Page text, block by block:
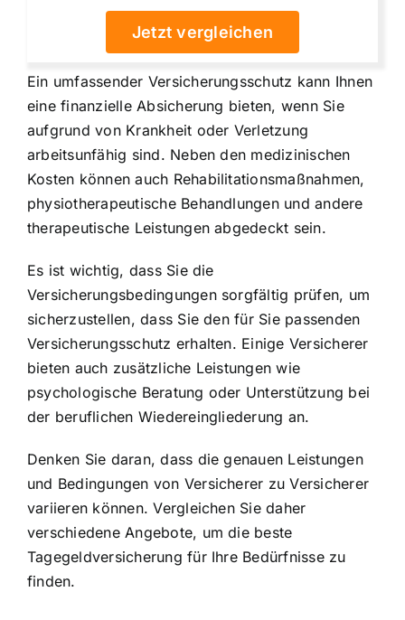
Jetzt vergleichen
Ein umfassender Versicherungsschutz kann Ihnen
eine finanzielle Absicherung bieten, wenn Sie
aufgrund von Krankheit oder Verletzung
arbeitsunfähig sind. Neben den medizinischen
Kosten können auch Rehabilitationsmaßnahmen,
physiotherapeutische Behandlungen und andere
therapeutische Leistungen abgedeckt sein.
Es ist wichtig, dass Sie die
Versicherungsbedingungen sorgfältig prüfen, um
sicherzustellen, dass Sie den für Sie passenden
Versicherungsschutz erhalten. Einige Versicherer
bieten auch zusätzliche Leistungen wie
psychologische Beratung oder Unterstützung bei
der beruflichen Wiedereingliederung an.
Denken Sie daran, dass die genauen Leistungen
und Bedingungen von Versicherer zu Versicherer
variieren können. Vergleichen Sie daher
verschiedene Angebote, um die beste
Tagegeldversicherung für Ihre Bedürfnisse zu
finden.